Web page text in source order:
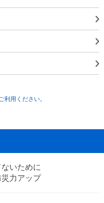
利用ください。
いために
力アップ